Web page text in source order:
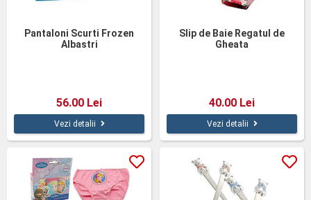
Pantaloni Scurti Frozen
Albastri
56.00 Lei
Vezi detalii
Slip de Baie Regatul de
Gheata
40.00 Lei
Vezi detalii